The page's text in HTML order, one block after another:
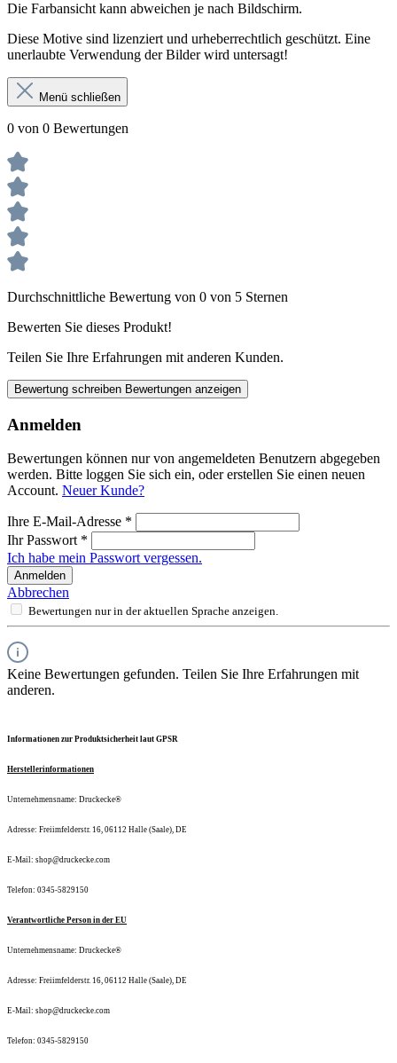
Die Farbansicht kann abweichen je nach Bildschirm.
Diese Motive sind lizenziert und urheberrechtlich geschützt. Eine
unerlaubte Verwendung der Bilder wird untersagt!
Menü schließen
0 von 0 Bewertungen
Durchschnittliche Bewertung von 0 von 5 Sternen
Bewerten Sie dieses Produkt!
Teilen Sie Ihre Erfahrungen mit anderen Kunden.
Bewertung schreiben Bewertungen anzeigen
Anmelden
Bewertungen können nur von angemeldeten Benutzern abgegeben
werden. Bitte loggen Sie sich ein, oder erstellen Sie einen neuen
Account. Neuer Kunde?
Ihre E-Mail-Adresse *
Ihr Passwort *
Ich habe mein Passwort vergessen.
Anmelden
Abbrechen
Bewertungen nur in der aktuellen Sprache anzeigen.
Keine Bewertungen gefunden. Teilen Sie Ihre Erfahrungen mit
anderen.
Informationen zur Produktsicherheit laut GPSR
Herstellerinformationen
Unternehmensname: Druckecke®
Adresse: Freiimfelderstr. 16, 06112 Halle (Saale), DE
E-Mail: shop@druckecke.com
Telefon: 0345-5829150
Verantwortliche Person in der EU
Unternehmensname: Druckecke®
Adresse: Freiimfelderstr. 16, 06112 Halle (Saale), DE
E-Mail: shop@druckecke.com
Telefon: 0345-5829150